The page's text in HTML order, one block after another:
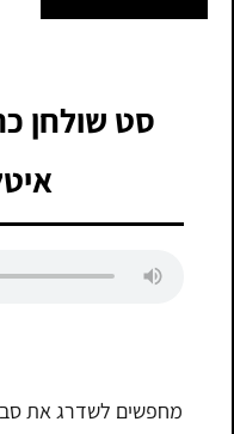
סט שולחן
מחפשים לשדרג את